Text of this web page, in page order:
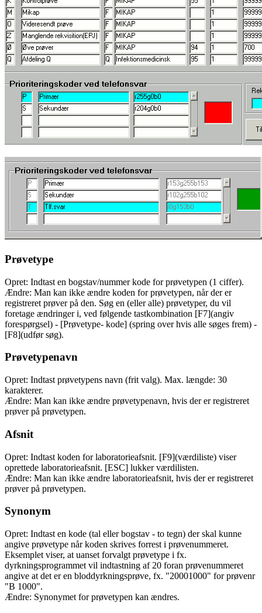
Prøvetype
Opret: Indtast en bogstav/nummer kode for prøvetypen (1 ciffer).
Ændre: Man kan ikke ændre koden for prøvetypen, når der er
registreret prøver på den. Søg en (eller alle) prøvetyper, du vil
foretage ændringer i, ved følgende tastkombination [F7](angiv
forespørgsel) - [Prøvetype- kode] (spring over hvis alle søges frem) -
[F8](udfør søg).
Prøvetypenavn
Opret: Indtast prøvetypens navn (frit valg). Max. længde: 30
karakterer.
Ændre: Man kan ikke ændre prøvetypenavn, hvis der er registreret
prøver på prøvetypen.
Afsnit
Opret: Indtast koden for laboratorieafsnit. [F9](værdiliste) viser
oprettede laboratorieafsnit. [ESC] lukker værdilisten.
Ændre: Man kan ikke ændre laboratorieafsnit, hvis der er registreret
prøver på prøvetypen.
Synonym
Opret: Indtast en kode (tal eller bogstav - to tegn) der skal kunne
angive prøvetype når koden skrives forrest i prøvenummeret.
Eksemplet viser, at uanset forvalgt prøvetype i fx.
dyrkningsprogrammet vil indtastning af 20 foran prøvenummeret
angive at det er en bloddyrkningsprøve, fx. "20001000" for prøvenr
"B 1000".
Ændre: Synonymet for prøvetypen kan ændres.